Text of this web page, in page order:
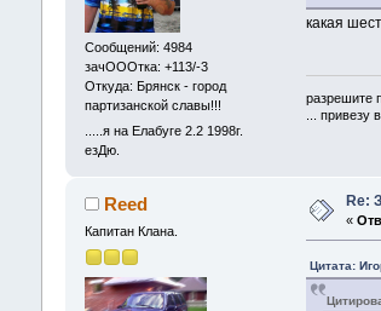
Сообщений: 4984
зачОООтка: +113/-3
Откуда: Брянск - город
партизанской славы!!!
.....я на Елабуге 2.2 1998г.
езДю.
какая
разрешите
...
Reed
Капитан Клана.
Re:
«
Цитата: